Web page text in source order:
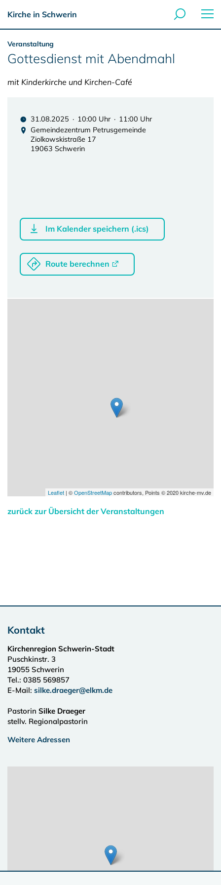
Kirche in Schwerin
Veranstaltung
Gottesdienst mit Abendmahl
mit Kinderkirche und Kirchen-Café
31.08.2025 · 10:00 Uhr · 11:00 Uhr
Gemeindezentrum Petrusgemeinde
Ziolkowskistraße 17
19063 Schwerin
Im Kalender speichern (.ics)
Route berechnen
Leaflet | ©OpenStreetMapcontributors, Points © 2020 kirche-mv.de
zurück zur Übersicht der Veranstaltungen
Kontakt
Kirchenregion Schwerin-Stadt
Puschkinstr. 3
19055 Schwerin
Tel.: 0385 569857
E-Mail: silke.draeger@elkm.de
Pastorin Silke Draeger
stellv. Regionalpastorin
Weitere Adressen